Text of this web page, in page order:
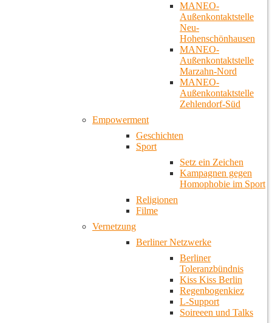
MANEO-
Außenkontaktstelle
Neu-
Hohenschönhausen
MANEO-
Außenkontaktstelle
Marzahn-Nord
MANEO-
Außenkontaktstelle
Zehlendorf-Süd
Empowerment
Geschichten
Sport
Setz ein Zeichen
Kampagnen gegen
Homophobie im Sport
Religionen
Filme
Vernetzung
Berliner Netzwerke
Berliner
Toleranzbündnis
Kiss Kiss Berlin
Regenbogenkiez
L-Support
Soireeen und Talks